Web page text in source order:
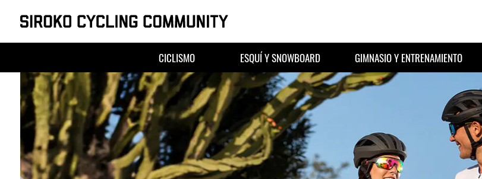
CICLISMO ESQUÍ Y SNOWBOARD GIMNASIO Y ENTRENAMIENTO